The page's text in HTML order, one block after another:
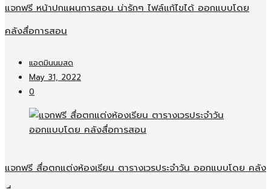
แจกฟรี หน้าปกแผนการสอน น่ารักๆ ไฟล์แก้ไขได้ ออกแบบโดย
คลังสื่อการสอน
แอดมินนมสด
May 31, 2022
0
แจกฟรี สื่อตกแต่งห้องเรียน ตารางเวรประจำวัน ออกแบบโดย คลัง